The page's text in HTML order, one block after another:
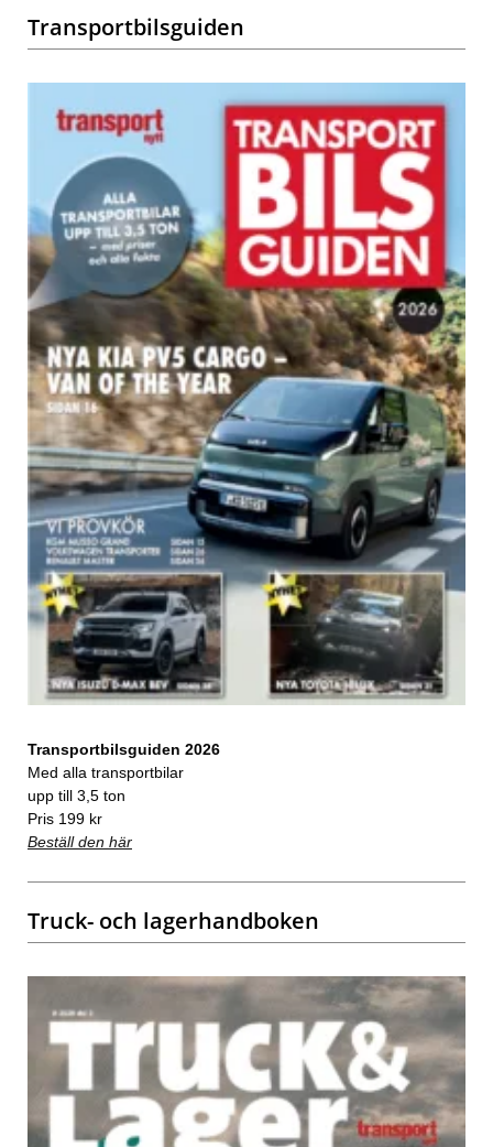
Transportbilsguiden
Transportbilsguiden 2026
Med alla transportbilar
upp till 3,5 ton
Pris 199 kr
Beställ den här
Truck- och lagerhandboken